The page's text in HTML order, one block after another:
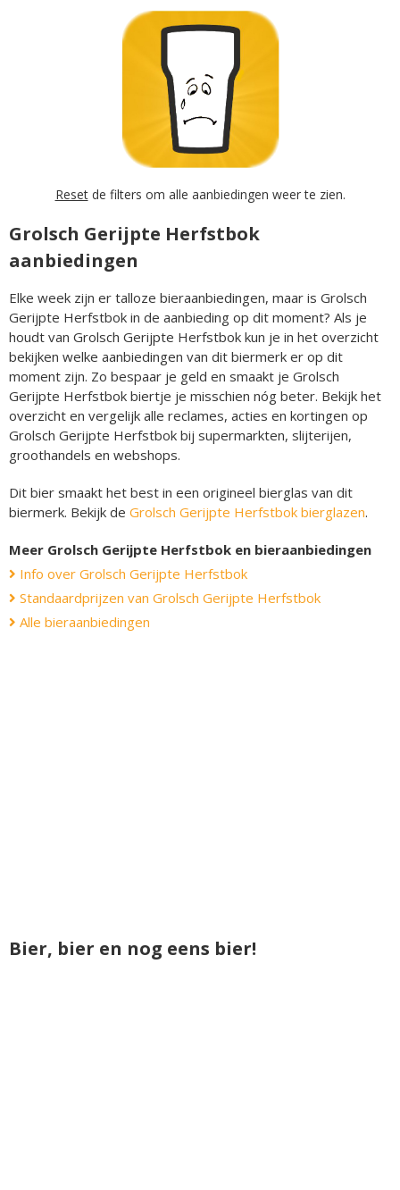
Resetde filters om alle aanbiedingen weer te zien.
Grolsch Gerijpte Herfstbok
aanbiedingen
Elke week zijn er talloze bieraanbiedingen, maar is Grolsch
Gerijpte Herfstbok in de aanbieding op dit moment? Als je
houdt van Grolsch Gerijpte Herfstbok kun je in het overzicht
bekijken welke aanbiedingen van dit biermerk er op dit
moment zijn. Zo bespaar je geld en smaakt je Grolsch
Gerijpte Herfstbok biertje je misschien nóg beter. Bekijk het
overzicht en vergelijk alle reclames, acties en kortingen op
Grolsch Gerijpte Herfstbok bij supermarkten, slijterijen,
groothandels en webshops.
Dit bier smaakt het best in een origineel bierglas van dit
biermerk. Bekijk de Grolsch Gerijpte Herfstbok bierglazen.
Meer Grolsch Gerijpte Herfstbok en bieraanbiedingen
Info over Grolsch Gerijpte Herfstbok
Standaardprijzen van Grolsch Gerijpte Herfstbok
Alle bieraanbiedingen
Bier, bier en nog eens bier!